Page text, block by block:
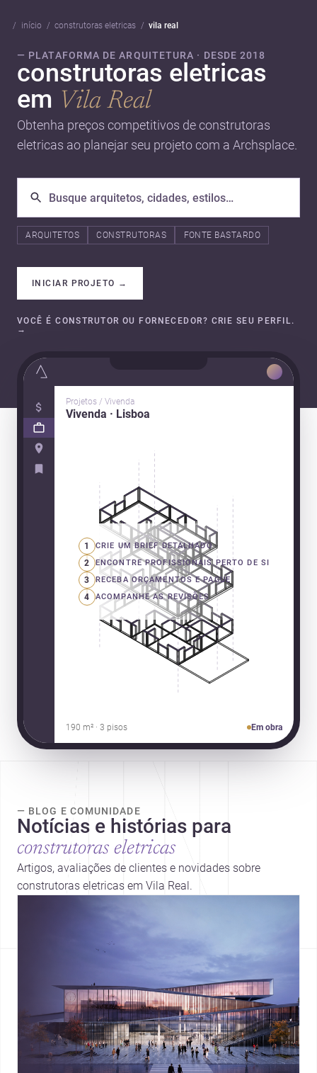
início construtoras eletricas vila real
— PLATAFORMA DE ARQUITETURA · DESDE 2018
construtoras eletricas
em Vila Real
Obtenha preços competitivos de construtoras
eletricas ao planejar seu projeto com a Archsplace.
ARQUITETOS CONSTRUTORAS FONTE BASTARDO
INICIAR PROJETO →
VOCÊ É CONSTRUTOR OU FORNECEDOR? CRIE SEU PERFIL.
→
Projetos / Vivenda
Vivenda · Lisboa
1 CRIE UM BRIEF DETALHADO
2 ENCONTRE PROFISSIONAIS PERTO DE SI
3 RECEBA ORÇAMENTOS E PAGUE
4 ACOMPANHE AS REVISÕES
190 m² · 3 pisos Em obra
— BLOG E COMUNIDADE
Notícias e histórias para
construtoras eletricas
Artigos, avaliações de clientes e novidades sobre
construtoras eletricas em Vila Real.